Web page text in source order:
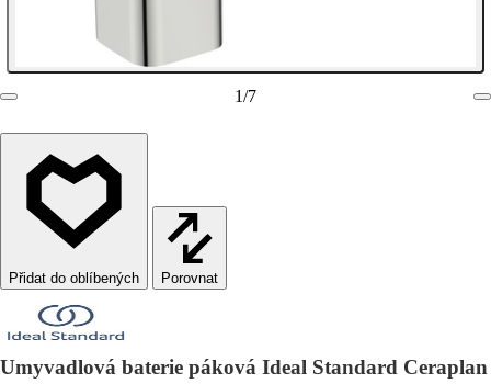
1/7
Porovnat
Umyvadlová baterie páková Ideal Standard Ceraplan